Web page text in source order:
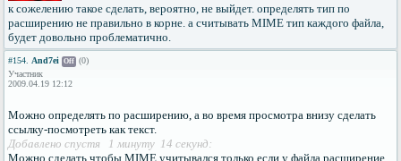
к сожелению такое сделать, вероятно, не выйдет. определять тип по
расширению не правильно в корне. а считывать MIME тип каждого файла,
будет довольно проблематично.
#154. And7ei Off (0)
Участник
2009.04.19 12:12
Можно определять по расширению, а во время просмотра внизу сделать
ссылку-посмотреть как текст.
Добавлено спустя 1 минуту 14 секунд:
Можно сделать чтобы MIME учитывался только если у файла расширение